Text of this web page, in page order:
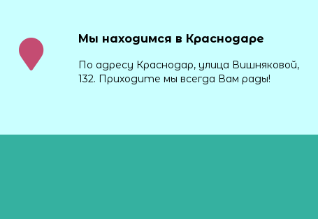
Мы находимся в Краснодаре
По адресу Краснодар, улица Вишняковой,
132. Приходите мы всегда Вам рады!